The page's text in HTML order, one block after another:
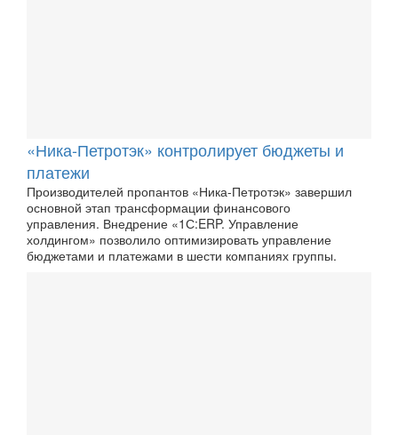
«Ника-Петротэк» контролирует бюджеты и
платежи
Производителей пропантов «Ника-Петротэк» завершил
основной этап трансформации финансового
управления. Внедрение «1С:ERP. Управление
холдингом» позволило оптимизировать управление
бюджетами и платежами в шести компаниях группы.